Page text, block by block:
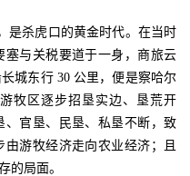
杀虎口的黄金时代。在当时
与关税要道于一身，商旅云
城东行 30 公里，便是察哈尔
牧区逐步招垦实边、垦荒开
官垦、民垦、私垦不断，致
游牧经济走向农业经济；且
的局面。